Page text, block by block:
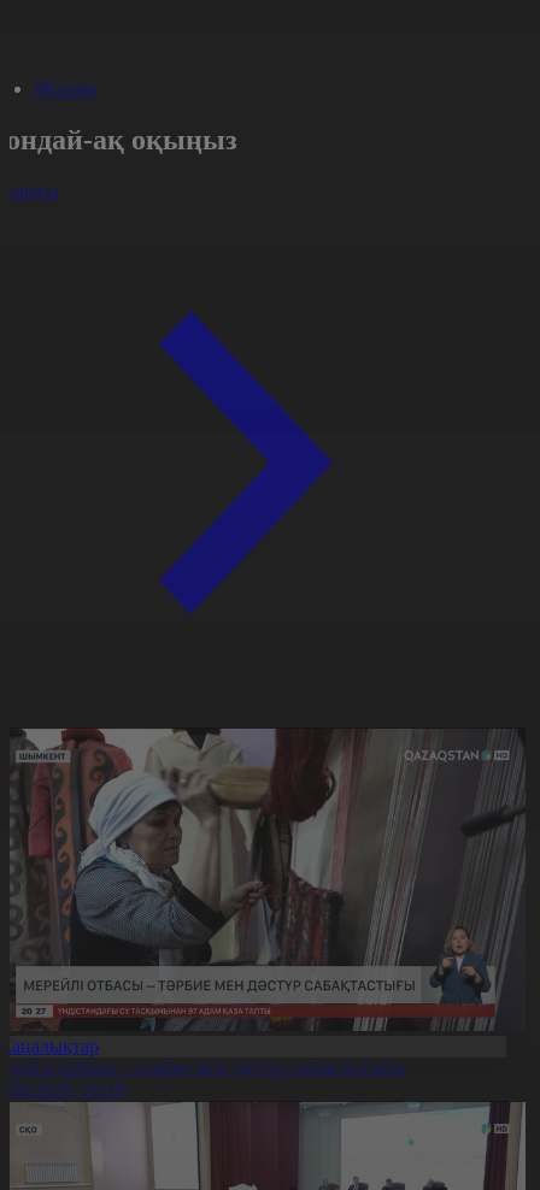
#Қоғам
ақ оқыңыз
отбасы – тәрбие мен дәстүр сабақтастығы
20:19